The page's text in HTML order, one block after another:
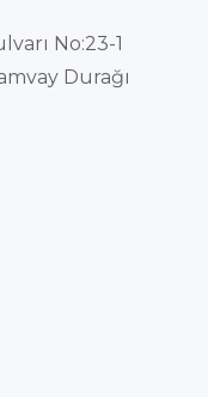
No:23-1
Durağı